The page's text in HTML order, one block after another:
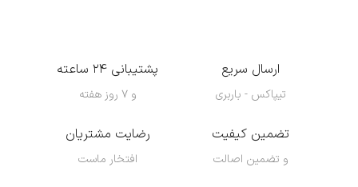
ارسال سریع
تیپاکس - باربری
پشتیبانی ۲۴ ساعته
و ۷ روز هفته
تضمین کیفیت
و تضمین اصالت
رضایت مشتریان
افتخار ماست